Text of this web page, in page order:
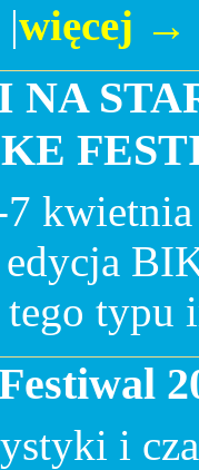
więcej →
edycja
typu
i